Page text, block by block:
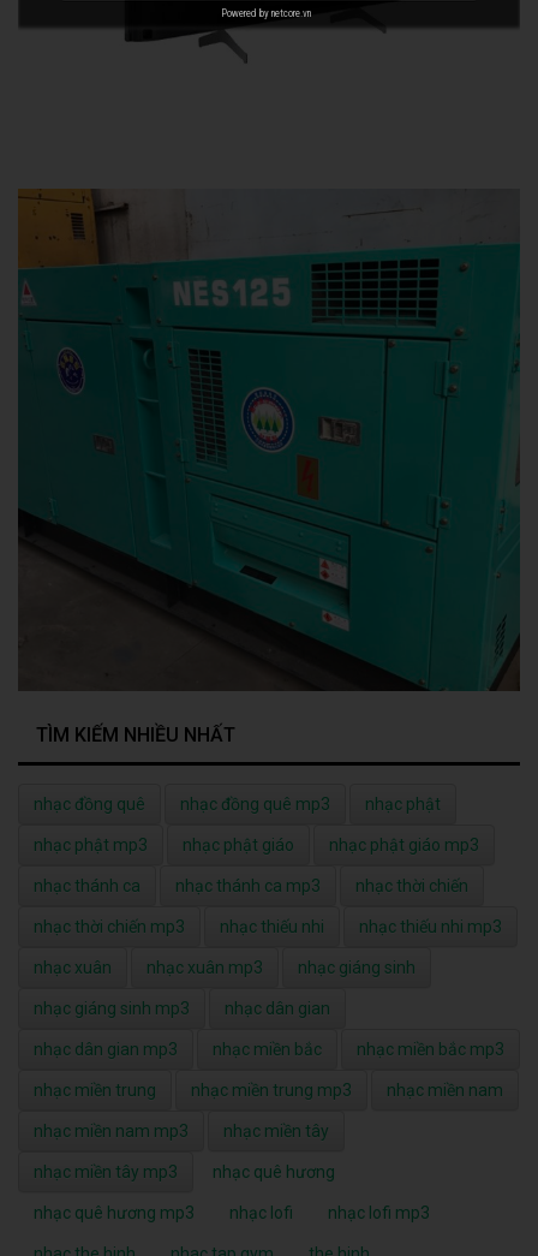
TÌM KIẾM NHIỀU NHẤT
nhạc đồng quê nhạc đồng quê mp3 nhạc phật
nhạc phật mp3 nhạc phật giáo nhạc phật giáo mp3
nhạc thánh ca nhạc thánh ca mp3 nhạc thời chiến
nhạc thời chiến mp3 nhạc thiếu nhi nhạc thiếu nhi mp3
nhạc xuân nhạc xuân mp3 nhạc giáng sinh
nhạc giáng sinh mp3 nhạc dân gian
nhạc dân gian mp3 nhạc miền bắc nhạc miền bắc mp3
nhạc miền trung nhạc miền trung mp3 nhạc miền nam
nhạc miền nam mp3 nhạc miền tây
nhạc miền tây mp3 nhạc quê hương
nhạc quê hương mp3 nhạc lofi nhạc lofi mp3
Powered by netcore.vn